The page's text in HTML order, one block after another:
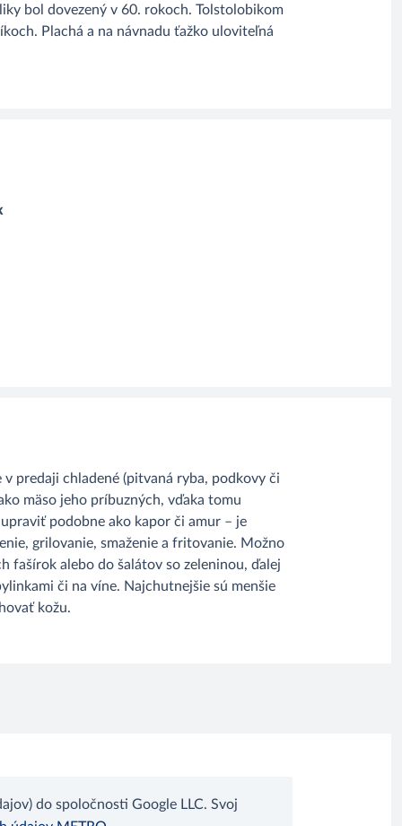
bol dovezený v 60. rokoch. Tolstolobikom
Plachá a na návnadu ťažko uloviteľná
predaji chladené (pitvaná ryba, podkovy či
mäso jeho príbuzných, vďaka tomu
podobne ako kapor či amur – je
grilovanie, smaženie a fritovanie. Možno
fašírok alebo do šalátov so zeleninou, ďalej
či na víne. Najchutnejšie sú menšie
kožu.
do spoločnosti Google LLC. Svoj